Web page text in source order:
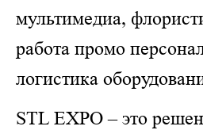
мультимедиа,
работа промо
логистика
STL EXPO – это